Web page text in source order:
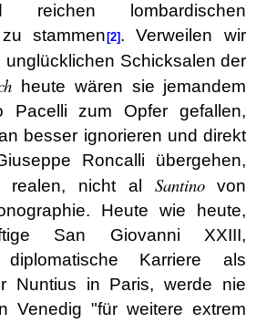
lombardischen
stammen [2]. Verweilen wir
unglücklichen Schicksalen der
heute wären sie jemandem
Pacelli zum Opfer gefallen,
besser ignorieren und direkt
Roncalli übergehen,
realen, nicht al Santinovon
Heute wie heute,
San Giovanni XXIII,
diplomatische Karriere als
Nuntius in Paris, werde nie
Venedig "für weitere extrem